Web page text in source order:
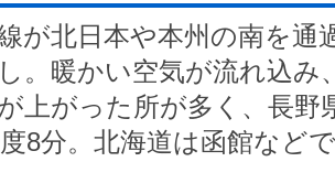
が北日本や本州の南を通
。暖かい空気が流れ込み
上がった所が多く、長野
8分。北海道は函館など